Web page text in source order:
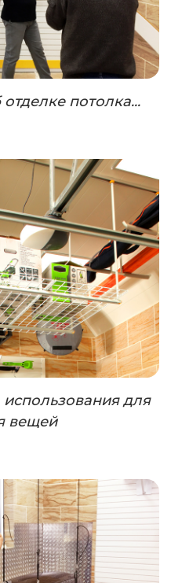
потолка...
использования для
вещей